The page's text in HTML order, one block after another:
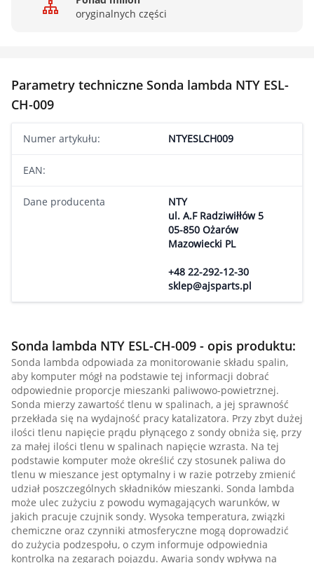
oryginalnych części
Parametry techniczne Sonda lambda NTY ESL-
CH-009
Numer artykułu: NTYESLCH009
EAN:
Dane producenta
NTY
ul. A.F Radziwiłłów 5
05-850 Ożarów
Mazowiecki PL
+48 22-292-12-30
sklep@ajsparts.pl
Sonda lambda NTY ESL-CH-009 - opis produktu:
Sonda lambda odpowiada za monitorowanie składu spalin,
aby komputer mógł na podstawie tej informacji dobrać
odpowiednie proporcje mieszanki paliwowo-powietrznej.
Sonda mierzy zawartość tlenu w spalinach, a jej sprawność
przekłada się na wydajność pracy katalizatora. Przy zbyt dużej
ilości tlenu napięcie prądu płynącego z sondy obniża się, przy
za małej ilości tlenu w spalinach napięcie wzrasta. Na tej
podstawie komputer może określić czy stosunek paliwa do
tlenu w mieszance jest optymalny i w razie potrzeby zmienić
udział poszczególnych składników mieszanki. Sonda lambda
może ulec zużyciu z powodu wymagających warunków, w
jakich pracuje czujnik sondy. Wysoka temperatura, związki
chemiczne oraz czynniki atmosferyczne mogą doprowadzić
do zużycia podzespołu, o czym informuje odpowiednia
kontrolka na zegarach pojazdu. Awaria sondy wpływa na